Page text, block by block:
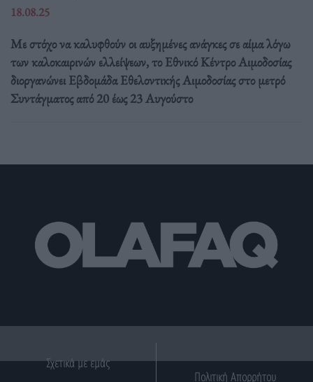
18.08.25
Με στόχο να καλυφθούν οι αυξημένες ανάγκες σε αίμα λόγω
των καλοκαιρινών ελλείψεων, το Εθνικό Κέντρο Αιμοδοσίας
διοργανώνει Εβδομάδα Εθελοντικής Αιμοδοσίας στο μετρό
Συντάγματος από 20 έως 23 Αυγούστο
Σχετικά με εμάς
Πολιτική Απορρήτου